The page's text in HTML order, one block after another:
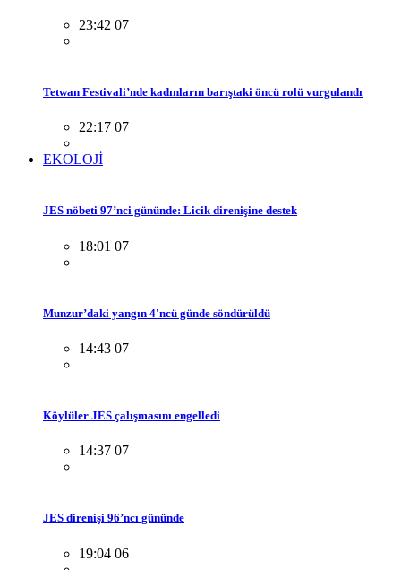
23:42 07
Tetwan Festivali’nde kadınların barıştaki öncü rolü vurgulandı
22:17 07
EKOLOJİ
JES nöbeti 97’nci gününde: Licik direnişine destek
18:01 07
Munzur’daki yangın 4'ncü günde söndürüldü
14:43 07
Köylüler JES çalışmasını engelledi
14:37 07
JES direnişi 96’ncı gününde
19:04 06